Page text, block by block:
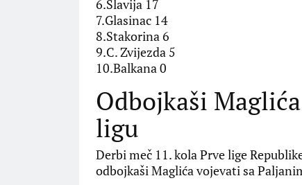
6.Slavija 17
7.Glasinac 14
8.Stakorina 6
9.C. Zvijezda 5
10.Balkana 0
Odbojkaši
ligu
Derbi meč 11. kola Prve lige
odbojkaši Maglića vojevati sa